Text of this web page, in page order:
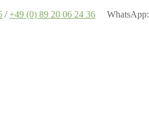
/+49 (0) 89 20 06 24 36 WhatsApp: